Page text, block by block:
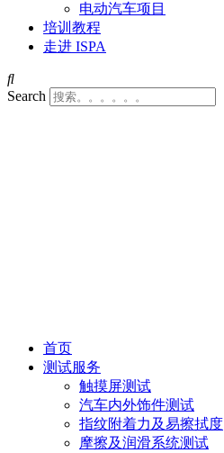
电动汽车项目
培训教程
走进 ISPA
Search
首页
测试服务
触摸屏测试
汽车内外饰件测试
指纹附着力及易擦拭度
摩擦及润滑系统测试